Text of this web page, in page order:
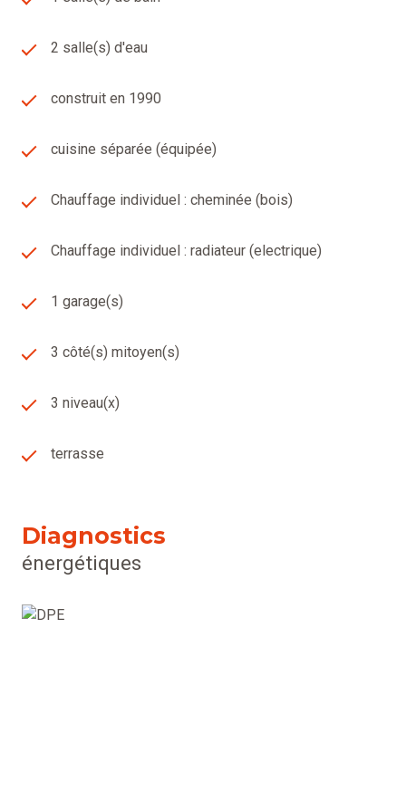
Les informations sur les risques auxquels ce bien est
www.georisques.gouv.fr // SASU GT Immobilier - 2
Clermont ferrand 848612008, CPI 03032019000039906
Estimation offerte* (voir condition en agence), avis de
valeur, maison à vendre, appartement, terrain, immeuble.
Cendre, Orcet, Lempdes, Les Martres d'Artiere, Les
Vertaizon, Chignat, Moissat, 63800, 63430, 63370,
Les informations sur les risques auxquels ce bien est
2 salle(s) d'eau
construit en 1990
cuisine séparée (équipée)
Chauffage individuel : cheminée (bois)
Chauffage individuel : radiateur (electrique)
1 garage(s)
3 côté(s) mitoyen(s)
3 niveau(x)
terrasse
Diagnostics
énergétiques